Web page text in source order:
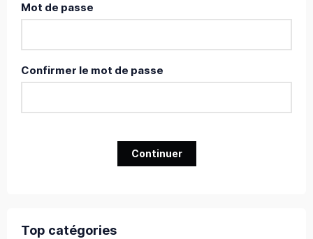
Mot de passe
Confirmer le mot de passe
Continuer
Top catégories